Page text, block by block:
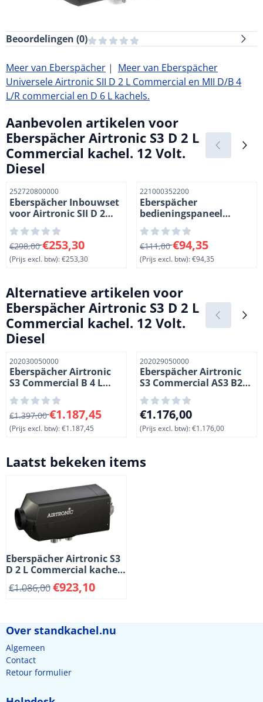
Beoordelingen (0)
Meer van Eberspächer | Meer van Eberspächer
Universele Airtronic SII D 2 L Commercial en MII D/B 4
L/R commercial en D 6 L kachels.
Aanbevolen artikelen voor
Eberspächer Airtronic S3 D 2 L
Commercial kachel. 12 Volt.
Diesel
Artikelnummer
252720800000
Eberspächer Inbouwset
voor Airtronic SII D 2
L/M2/D 4 L(r)/L3/D 6 L
Commercial kachels.
Van 298,00 voor 253,30, exclusief btw: 253,30
€298,00€253,30
(Prijs excl. btw):€253,30
Artikelnummer
221000352200
Eberspächer
bedieningspaneel
EasyStart Pro voor
Airtronic XII en
Hydronic S 3
Van 111,00 voor 94,35,
€111,00€94,35
(Prijs excl. btw):€94,35
Alternatieve artikelen voor
Eberspächer Airtronic S3 D 2 L
Commercial kachel. 12 Volt.
Diesel
Artikelnummer
202030050000
Eberspächer Airtronic
S3 Commercial B 4 L
kachel. 12 Volt. Benzine
Van 1 397,00 voor 1 187,45, exclusief btw: 1 187,45
€1.397,00€1.187,45
(Prijs excl. btw):€1.187,45
Artikelnummer
202029050000
Eberspächer Airtronic
S3 Commercial AS3 B2L
12V
Prijs: 1 176,00, exclusief
€1.176,00
(Prijs excl. btw):€1.176,00
Laatst bekeken items
Eberspächer Airtronic S3
D 2 L Commercial kachel.
12 Volt. Diesel
€1.086,00€923,10
Over standkachel.nu
Algemeen
Contact
Retour formulier